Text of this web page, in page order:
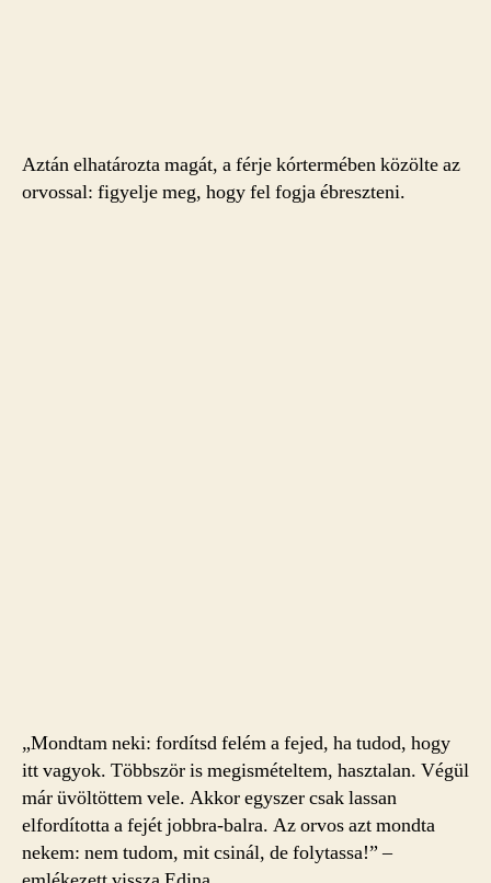
Aztán elhatározta magát, a férje kórtermében közölte az
orvossal: figyelje meg, hogy fel fogja ébreszteni.
„Mondtam neki: fordítsd felém a fejed, ha tudod, hogy
itt vagyok. Többször is megismételtem, hasztalan. Végül
már üvöltöttem vele. Akkor egyszer csak lassan
elfordította a fejét jobbra-balra. Az orvos azt mondta
nekem: nem tudom, mit csinál, de folytassa!” –